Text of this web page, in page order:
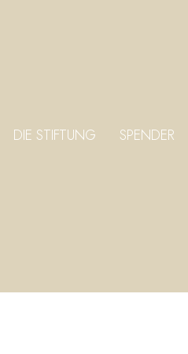
DIE STIFTUNG SPENDER